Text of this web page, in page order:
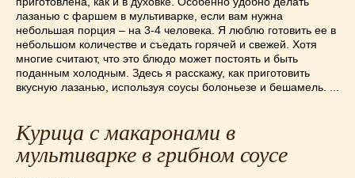
лазанью с фаршем в мультиварке, если вам нужна
небольшая порция – на 3-4 человека. Я люблю готовить ее в
небольшом количестве и съедать горячей и свежей. Хотя
многие считают, что это блюдо может постоять и быть
поданным холодным. Здесь я расскажу, как приготовить
вкусную лазанью, используя соусы болоньезе и бешамель. ...
Курица с макаронами в
мультиварке в грибном соусе